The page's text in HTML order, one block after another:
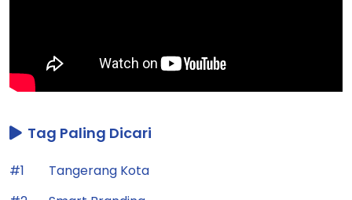
Tag Paling Dicari
#1
Tangerang Kota